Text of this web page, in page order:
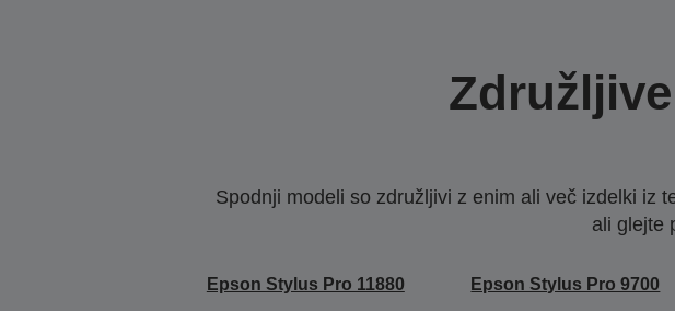
Spodnji modeli so združljivi z enim ali več izdelki iz
ali glejte
Epson Stylus Pro 11880 Epson Stylus Pro 9700